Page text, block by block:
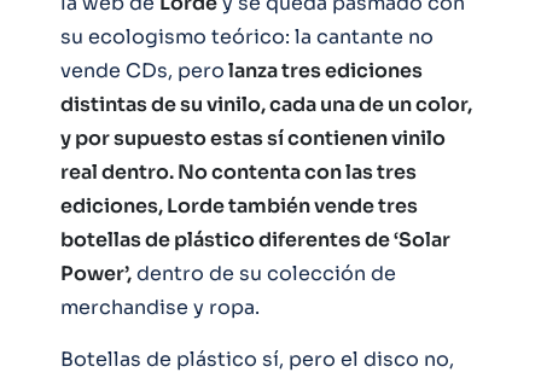
su ecologismo teórico: la cantante no
vende CDs, perolanza tres ediciones
distintas de su vinilo, cada una de un color,
y por supuesto estas sí contienen vinilo
real dentro. No contenta con las tres
ediciones, Lorde también vende tres
botellas de plástico diferentes de ‘Solar
Power’,dentro de su colección de
merchandise y ropa.
Botellas de plástico sí, pero el disco no,